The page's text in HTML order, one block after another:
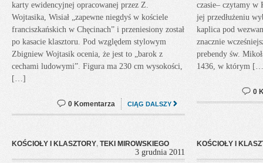
karty ewidencyjnej opracowanej przez Z.
Wojtasika, Wisiał „zapewne niegdyś w kościele
franciszkańskich w Chęcinach” i przeniesiony został
po kasacie klasztoru. Pod względem stylowym
Zbigniew Wojtasik ocenia, że jest to „barok z
cechami ludowymi”. Figura ma 230 cm wysokości,
[…]
CIĄG DALSZY
0 Komentarza
czasie– czytamy w
jej przedłużeniu
kaplica pod
znacznie
prebendy św.
1436, w którym
0
KOŚCIOŁY I KLASZTORY, TEKI MIROWSKIEGO
3 grudnia 2011
KOŚCIOŁY I